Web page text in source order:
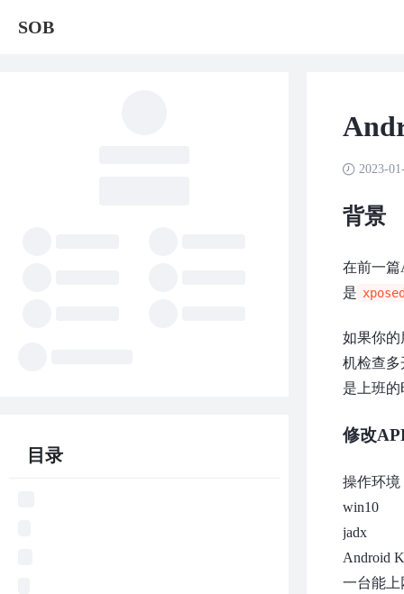
SOB
目录
2023-
背景
在前一篇
是
如果你的
机检查多
是上班
修改
操作环境
win10
jadx
Android
一台能上